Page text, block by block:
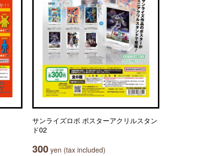
サンライズロボ ポスターアクリルスタン
ド02
300 yen (tax included)